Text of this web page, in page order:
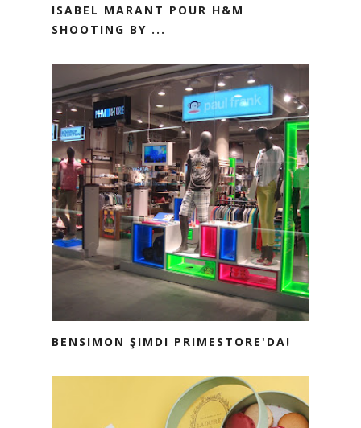
ISABEL MARANT POUR H&M
SHOOTING BY ...
BENSIMON ŞIMDI PRIMESTORE'DA!